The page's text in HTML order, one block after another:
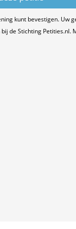
kunt bevestigen. Uw
de Stichting Petities.nl.